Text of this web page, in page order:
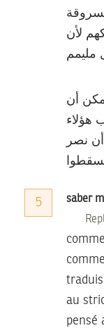
لأن
مليمم
أن
هؤلاء
نصر
5 saber
au
pensé